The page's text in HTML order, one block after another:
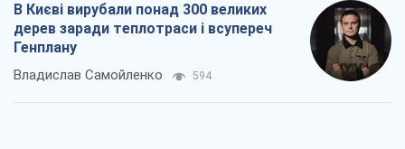
В Києві вирубали понад 300 великих
дерев заради теплотраси і всупереч
Генплану
Владислав Самойленко 594